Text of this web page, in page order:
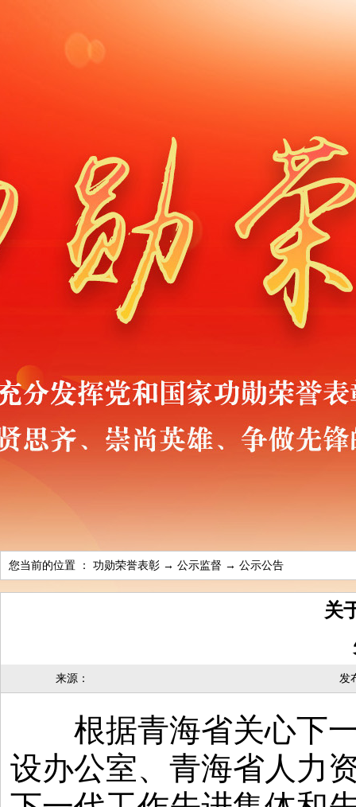
您当前的位置 ： 功勋荣誉表彰 → 公示监督 → 公示公告
关
来源： 发
根据青海省关心下一
设办公室、青海省人力